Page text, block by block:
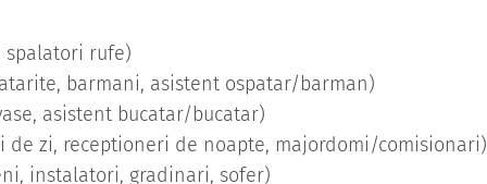
rufe)
barmani, asistent ospatar/barman)
asistent bucatar/bucatar)
zi, receptioneri de noapte, majordomi/comisionari)
gradinari, sofer)